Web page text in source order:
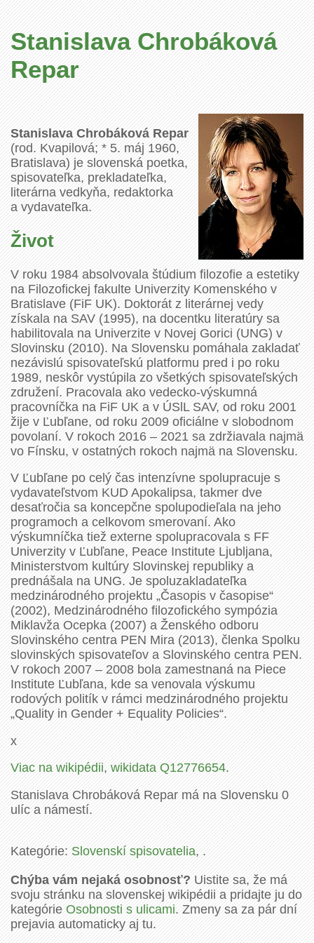
Stanislava Chrobáková
Repar
Stanislava Chrobáková Repar
(rod. Kvapilová; * 5. máj 1960,
Bratislava) je slovenská poetka,
spisovateľka, prekladateľka,
literárna vedkyňa, redaktorka
a vydavateľka.
Život
V roku 1984 absolvovala štúdium filozofie a estetiky
na Filozofickej fakulte Univerzity Komenského v
Bratislave (FiF UK). Doktorát z literárnej vedy
získala na SAV (1995), na docentku literatúry sa
habilitovala na Univerzite v Novej Gorici (UNG) v
Slovinsku (2010). Na Slovensku pomáhala zakladať
nezávislú spisovateľskú platformu pred i po roku
1989, neskôr vystúpila zo všetkých spisovateľských
združení. Pracovala ako vedecko-výskumná
pracovníčka na FiF UK a v ÚSlL SAV, od roku 2001
žije v Ľubľane, od roku 2009 oficiálne v slobodnom
povolaní. V rokoch 2016 – 2021 sa zdržiavala najmä
vo Fínsku, v ostatných rokoch najmä na Slovensku.
V Ľubľane po celý čas intenzívne spolupracuje s
vydavateľstvom KUD Apokalipsa, takmer dve
desaťročia sa koncepčne spolupodieľala na jeho
programoch a celkovom smerovaní. Ako
výskumníčka tiež externe spolupracovala s FF
Univerzity v Ľubľane, Peace Institute Ljubljana,
Ministerstvom kultúry Slovinskej republiky a
prednášala na UNG. Je spoluzakladateľka
medzinárodného projektu „Časopis v časopise“
(2002), Medzinárodného filozofického sympózia
Miklavža Ocepka (2007) a Ženského odboru
Slovinského centra PEN Mira (2013), členka Spolku
slovinských spisovateľov a Slovinského centra PEN.
V rokoch 2007 – 2008 bola zamestnaná na Piece
Institute Ľubľana, kde sa venovala výskumu
rodových politík v rámci medzinárodného projektu
„Quality in Gender + Equality Policies“.
x
Viac na wikipédii,wikidata Q12776654.
Stanislava Chrobáková Repar má na Slovensku 0
ulíc a námestí.
Kategórie:Slovenskí spisovatelia, .
Chýba vám nejaká osobnosť?Uistite sa, že má
svoju stránku na slovenskej wikipédii a pridajte ju do
kategórieOsobnosti s ulicami. Zmeny sa za pár dní
prejavia automaticky aj tu.